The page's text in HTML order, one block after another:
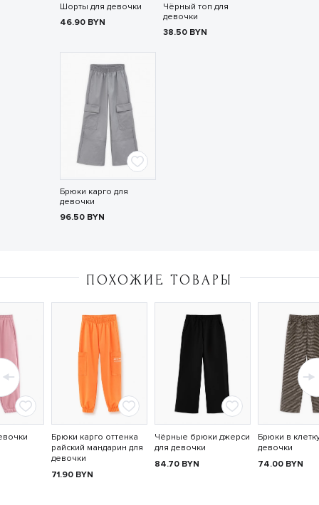
Шорты для девочки
46.90 BYN
Чёрный топ для
девочки
38.50 BYN
Брюки карго для
девочки
96.50 BYN
ПОХОЖИЕ ТОВАРЫ
Брюки карго оттенка
райский мандарин для
девочки
71.90 BYN
Чёрные брюки джерси
для девочки
84.70 BYN
Брюки в
девочки
74.00 BYN